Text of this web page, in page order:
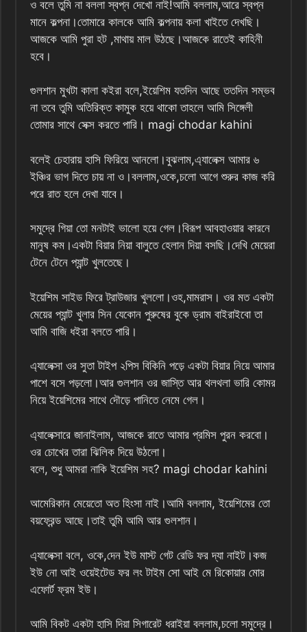
ও বলে তুমি না বললা স্বপ্ন দেখো নাই!আমি বললাম,আরে স্বপ্ন
মানে কল্পনা।তোমারে কালকে আমি কল্পনায় কলা খাইতে দেখছি।
আজকে আমি পুরা হট ,মাথায় মাল উঠছে।আজকে রাতেই কাহিনী
হবে।
গুলশান মুখটা কালা কইরা বলে,ইয়েশিম যতদিন আছে ততদিন সম্ভব
না তবে তুমি অতিরিক্ত কামুক হয়ে থাকো তাহলে আমি সিঙ্গেলী
তোমার সাথে সেক্স করতে পারি। magi chodar kahini
বলেই চেহারায় হাসি ফিরিয়ে আনলো।বুঝলাম,এ্যালেক্স আমার ৬
ইঞ্চির ভাগ দিতে চায় না ও।বললাম,ওকে,চলো আগে শুরুর কাজ করি
পরে রাত হলে দেখা যাবে।
সমুদ্রে গিয়া তো মনটাই ভালো হয়ে গেল।বিরূপ আবহাওয়ার কারনে
মানুষ কম।একটা বিয়ার নিয়া বালুতে হেলান দিয়া বসছি।দেখি মেয়েরা
টেনে টেনে প্যান্ট খুলতেছে।
ইয়েশিম সাইড ফিরে ট্রাউজার খুললো।ওহ,মামরাস। ওর মত একটা
মেয়ের প্যান্ট খুলার সিন যেকোন পুরুষের বুকে ড্রাম বাইরাইবো তা
আমি বাজি ধইরা বলতে পারি।
এ্যালেক্সা ওর সুতা টাইপ ২পিস বিকিনি পড়ে একটা বিয়ার নিয়ে আমার
পাশে বসে পড়লো।আর গুলশান ওর জাস্তি আর থলথলা ভারি কোমর
নিয়ে ইয়েশিমের সাথে দৌড়ে পানিতে নেমে গেল।
এ্যালেক্সারে জানাইলাম, আজকে রাতে আমার প্রমিস পুরন করবো।
ওর চোখের তারা ঝিলিক দিয়ে উঠলো।
বলে, শুধু আমরা নাকি ইয়েশিম সহ? magi chodar kahini
আমেরিকান মেয়েতো অত হিংসা নাই।আমি বললাম, ইয়েশিমের তো
বয়ফ্রেন্ড আছে।তাই তুমি আমি আর গুলশান।
এ্যালেক্সা বলে, ওকে,দেন ইউ মাস্ট গেট রেডি ফর দ্যা নাইট।কজ
ইউ নো আই ওয়েইটেড ফর লং টাইম সো আই মে রিকোয়ার মোর
এফোর্ট ফ্রম ইউ।
আমি বিকট একটা হাসি দিয়া সিগারেট ধরাইয়া বললাম,চলো সমুদ্রে।